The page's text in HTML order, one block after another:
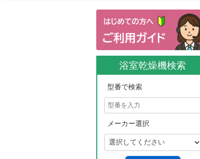
浴室乾燥機検索
型番で検索
メーカー選択